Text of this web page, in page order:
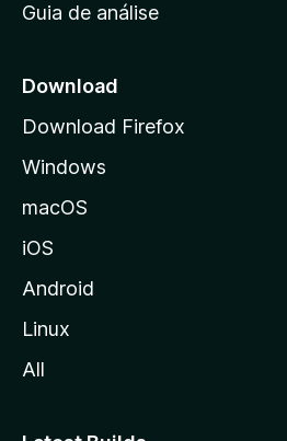
c
a
d
a
z
i
a
Guia de análise
Download
Download Firefox
Windows
macOS
iOS
Android
Linux
All